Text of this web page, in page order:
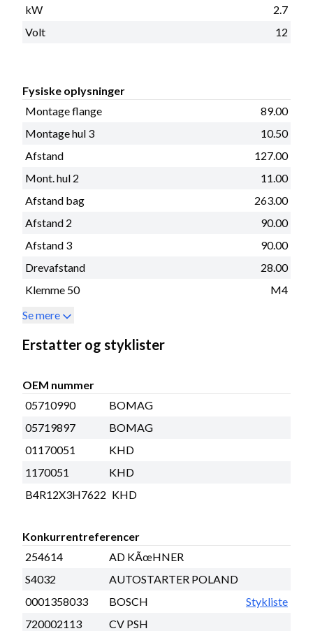
kW
2.7
Volt
12
Fysiske oplysninger
Montage flange
89.00
Montage hul 3
10.50
Afstand
127.00
Mont. hul 2
11.00
Afstand bag
263.00
Afstand 2
90.00
Afstand 3
90.00
Drevafstand
28.00
Klemme 50
M4
Se mere
Erstatter og styklister
OEM nummer
05710990
BOMAG
05719897
BOMAG
01170051
KHD
1170051
KHD
B4R12X3H7622 KHD
Konkurrentreferencer
254614
AD KÃœHNER
S4032
AUTOSTARTER POLAND
0001358033
BOSCH
Stykliste
720002113
CV PSH